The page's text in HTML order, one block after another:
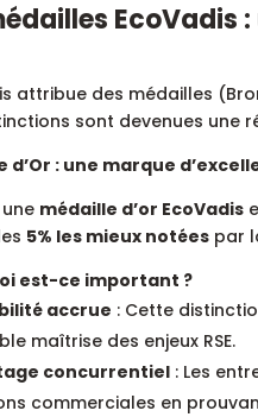
EcoVadis
attribue des médailles
sont devenues une
d’Or : une marque
médaille d’or EcoVadis
5% les mieux notéespar
est-ce important ?
accrue : Cette
maîtrise des enjeux RSE.
concurrentiel: Les
commerciales en